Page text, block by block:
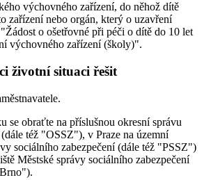
výchovného zařízení, do něhož dítě
zařízení nebo orgán, který o uzavření
o ošetřovné při péči o dítě do 10 let
výchovného zařízení (školy)".
životní situaci řešit
se obraťte na příslušnou okresní správu
též "OSSZ"), v Praze na územní
sociálního zabezpečení (dále též "PSSZ")
Městské správy sociálního zabezpečení